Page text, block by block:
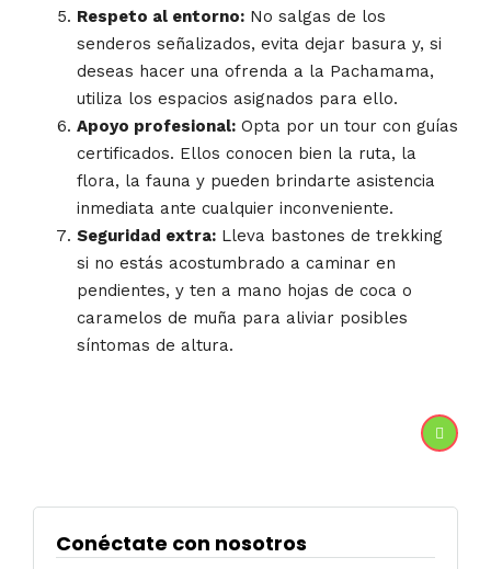
Respeto al entorno: No salgas de los
senderos señalizados, evita dejar basura y, si
deseas hacer una ofrenda a la Pachamama,
utiliza los espacios asignados para ello.
Apoyo profesional: Opta por un tour con guías
certificados. Ellos conocen bien la ruta, la
flora, la fauna y pueden brindarte asistencia
inmediata ante cualquier inconveniente.
Seguridad extra: Lleva bastones de trekking
si no estás acostumbrado a caminar en
pendientes, y ten a mano hojas de coca o
caramelos de muña para aliviar posibles
síntomas de altura.
Conéctate con nosotros